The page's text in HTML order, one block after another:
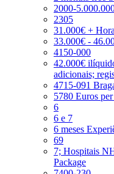
2000-
2305
31.000€ +
33.000€ -
4150-000
42.000€
adicionais;
4715-091
5780 Euros
6
6 e 7
6 meses
69
7; Hospitais
Package